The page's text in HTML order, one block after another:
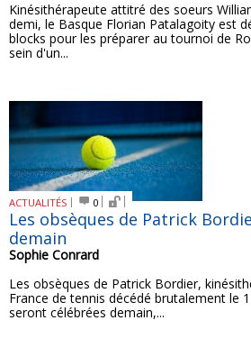
Kinésithérapeute attitré des soeurs
demi, le Basque Florian Patalagoity est
blocks pour les préparer au tournoi de
sein d'un...
ACTUALITÉS 0
Les obsèques de Patrick
demain
Sophie Conrard
Les obsèques de Patrick Bordier,
France de tennis décédé brutalement le
seront célébrées demain,...